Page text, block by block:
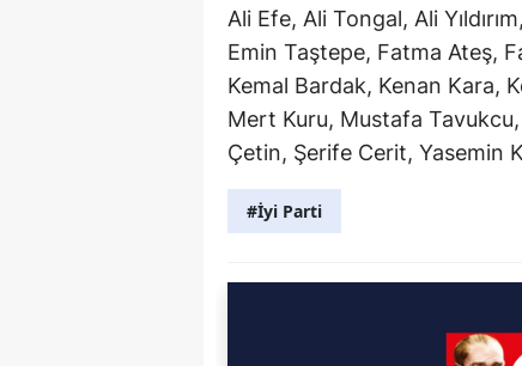
Ali Efe, Ali Tongal, Ali
Emin Taştepe, Fatma Ateş,
Kemal Bardak, Kenan Kara,
Mert Kuru, Mustafa
Çetin, Şerife Cerit, Yasemin
#İyi Parti